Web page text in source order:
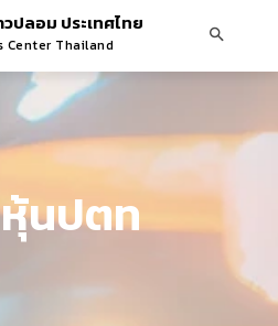
ปลอม ประเทศไทย
Center Thailand
หุ้นปตท